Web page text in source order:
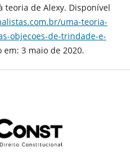
teoria de Alexy. Disponível
uma-teoria-
objecoes-de-trindade-e-
em: 3 maio de 2020.